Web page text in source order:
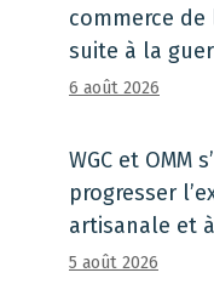
commerce de
suite à la
6 août 2026
WGC et OMM
progresser
artisanale et
5 août 2026